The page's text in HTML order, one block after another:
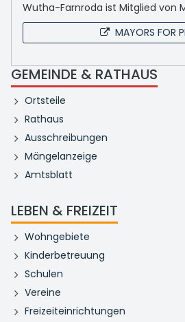
Wutha-Farnroda ist Mitglied von
MAYORS FOR
GEMEINDE & RATHAUS
Ortsteile
Rathaus
Ausschreibungen
Mängelanzeige
Amtsblatt
LEBEN & FREIZEIT
Wohngebiete
Kinderbetreuung
Schulen
Vereine
Freizeiteinrichtungen